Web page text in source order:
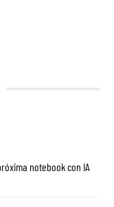
notebook con IA